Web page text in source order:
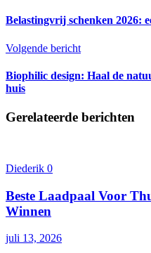
Belastingvrij schenken 2026:
Volgende bericht
Biophilic design: Haal de
huis
Gerelateerde berichten
Diederik 0
Beste Laadpaal Voor
Winnen
juli 13, 2026